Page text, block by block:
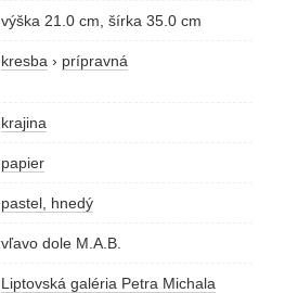
výška 21.0 cm, šírka 35.0 cm
kresba › prípravná
krajina
papier
pastel, hnedý
vľavo dole M.A.B.
Liptovská galéria Petra Michala